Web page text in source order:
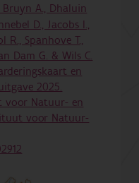
Bruyn A., Dhaluin
D., Jacobs I.,
R., Spanhove T.,
Dam G. & Wils C.
en
2025.
voor Natuur- en
voor Natuur-